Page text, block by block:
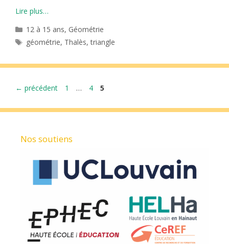
Lire plus…
Catégories
12 à 15 ans, Géométrie
Étiquettes
géométrie, Thalès,triangle
← précédent Page
1 … Page
4 Page
5
Nos soutiens